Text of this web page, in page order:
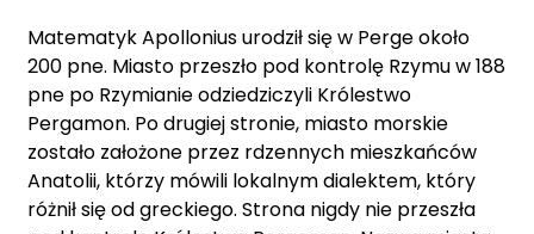
Matematyk Apollonius urodził się w Perge około
200 pne. Miasto przeszło pod kontrolę Rzymu w 188
pne po Rzymianie odziedziczyli Królestwo
Pergamon. Po drugiej stronie, miasto morskie
zostało założone przez rdzennych mieszkańców
Anatolii, którzy mówili lokalnym dialektem, który
różnił się od greckiego. Strona nigdy nie przeszła